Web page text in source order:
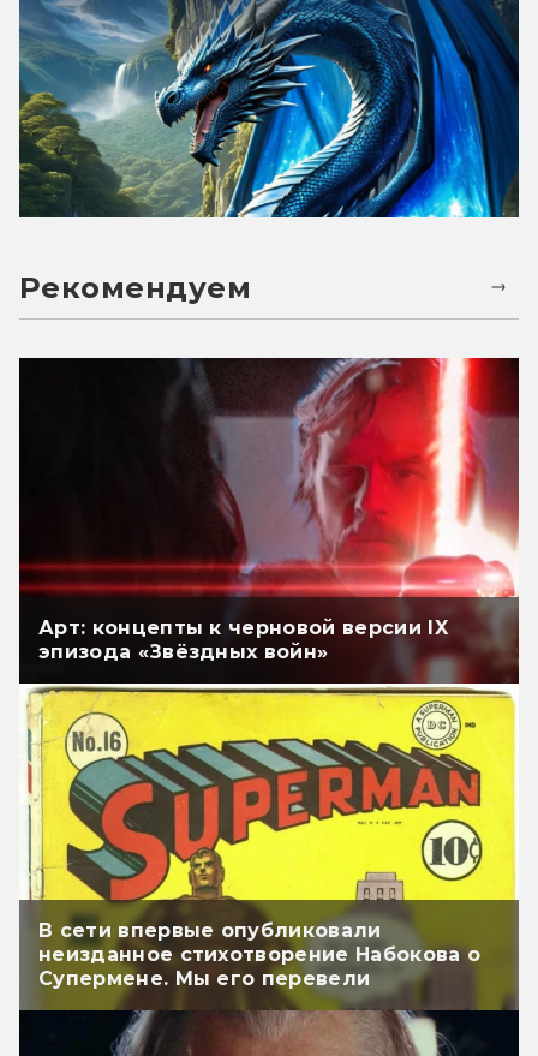
Рекомендуем
Арт: концепты к черновой версии IX
эпизода «Звёздных войн»
В сети впервые опубликовали
неизданное стихотворение Набокова о
Супермене. Мы его перевели